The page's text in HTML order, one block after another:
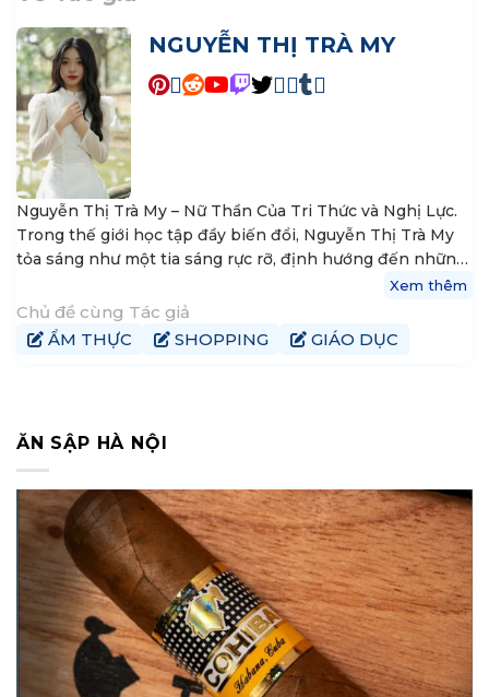
NGUYỄN THỊ TRÀ MY
Nguyễn Thị Trà My – Nữ Thần Của Tri Thức và Nghị Lực.
Trong thế giới học tập đầy biến đổi, Nguyễn Thị Trà My
tỏa sáng như một tia sáng rực rỡ, định hướng đến những
nguyên tắc vững vàng của tri thức và khát vọng thành
công. Hiện tại, My là trưởng nhóm nội dung tại
tophanoiaz.com, nơi cô góp phần xây dựng và chia sẻ
kiến thức đến cộng đồng mạng.
Xem thêm
Chủ đề cùng Tác giả
ẨM THỰC
SHOPPING GIÁO DỤC
ĂN SẬP HÀ NỘI